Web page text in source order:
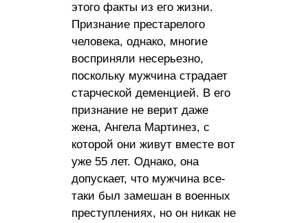
этого факты из его жизни.
Признание престарелого
человека, однако, многие
восприняли несерьезно,
поскольку мужчина страдает
старческой деменцией. В его
признание не верит даже
жена, Ангела Мартинез, с
которой они живут вместе вот
уже 55 лет. Однако, она
допускает, что мужчина все-
таки был замешан в военных
преступлениях, но он никак не